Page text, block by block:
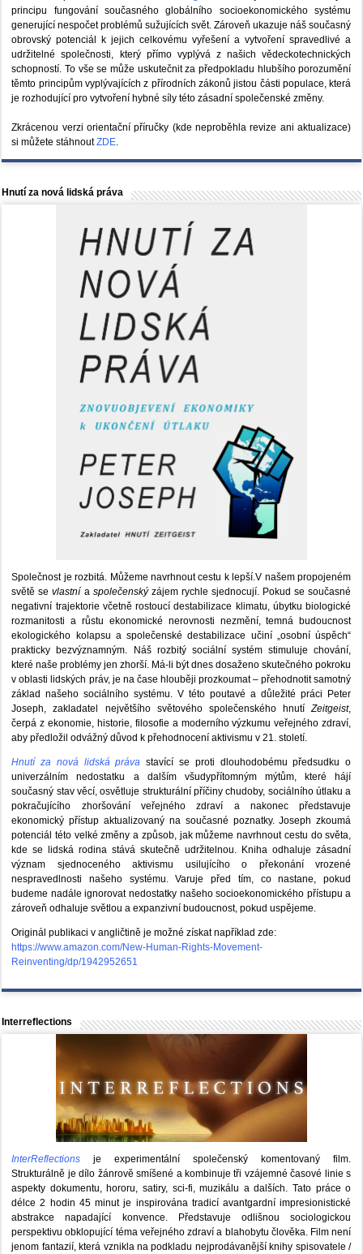
principu fungování současného globálního socioekonomického systému
generující nespočet problémů sužujících svět. Zároveň ukazuje náš současný
obrovský potenciál k jejich celkovému vyřešení a vytvoření spravedlivé a
udržitelné společnosti, který přímo vyplývá z našich vědeckotechnických
schopností. To vše se může uskutečnit za předpokladu hlubšího porozumění
těmto principům vyplývajících z přírodních zákonů jistou části populace, která
je rozhodující pro vytvoření hybné síly této zásadní společenské změny.
Zkrácenou verzi orientační příručky (kde neproběhla revize ani aktualizace)
si můžete stáhnoutZDE.
Hnutí za nová lidská práva
Společnost je rozbitá. Můžeme navrhnout cestu k lepší.V našem propojeném
světě sevlastnía společenskýzájem rychle sjednocují. Pokud se současné
negativní trajektorie včetně rostoucí destabilizace klimatu, úbytku biologické
rozmanitosti a růstu ekonomické nerovnosti nezmění, temná budoucnost
ekologického kolapsu a společenské destabilizace učiní „osobní úspěch“
prakticky bezvýznamným. Náš rozbitý sociální systém stimuluje chování,
které naše problémy jen zhorší. Má-li být dnes dosaženo skutečného pokroku
v oblasti lidských práv, je na čase hlouběji prozkoumat – přehodnotit samotný
základ našeho sociálního systému. V této poutavé a důležité práci Peter
Joseph, zakladatel největšího světového společenského hnutíZeitgeist,
čerpá z ekonomie, historie, filosofie a moderního výzkumu veřejného zdraví,
aby předložil odvážný důvod k přehodnocení aktivismu v 21. století.
Hnutí za nová lidská práva stavící se proti dlouhodobému předsudku o
univerzálním nedostatku a dalším všudypřítomným mýtům, které hájí
současný stav věcí, osvětluje strukturální příčiny chudoby, sociálního útlaku a
pokračujícího zhoršování veřejného zdraví a nakonec představuje
ekonomický přístup aktualizovaný na současné poznatky. Joseph zkoumá
potenciál této velké změny a způsob, jak můžeme navrhnout cestu do světa,
kde se lidská rodina stává skutečně udržitelnou. Kniha odhaluje zásadní
význam sjednoceného aktivismu usilujícího o překonání vrozené
nespravedlnosti našeho systému. Varuje před tím, co nastane, pokud
budeme nadále ignorovat nedostatky našeho socioekonomického přístupu a
zároveň odhaluje světlou a expanzivní budoucnost, pokud uspějeme.
Originál publikaci v angličtině je možné získat například zde:
https://www.amazon.com/New-Human-Rights-Movement-
Reinventing/dp/1942952651
Interreflections
InterReflections je experimentální společenský komentovaný film.
Strukturálně je dílo žánrově smíšené a kombinuje tři vzájemné časové linie s
aspekty dokumentu, hororu, satiry, sci-fi, muzikálu a dalších. Tato práce o
délce 2 hodin 45 minut je inspirována tradicí avantgardní impresionistické
abstrakce napadající konvence. Představuje odlišnou sociologickou
perspektivu obklopující téma veřejného zdraví a blahobytu člověka. Film není
jenom fantazií, která vznikla na podkladu nejprodávanější knihy spisovatele /